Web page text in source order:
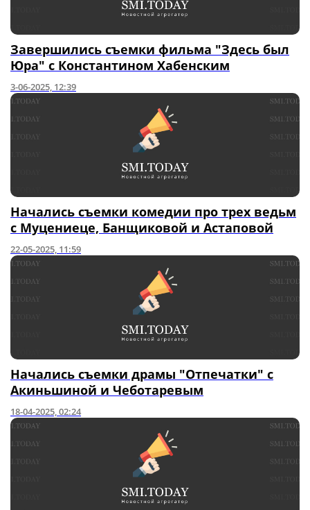
Завершились съемки фильма "Здесь был
Юра" с Константином Хабенским
3-06-2025, 12:39
Начались съемки комедии про трех ведьм
с Муцениеце, Банщиковой и Астаповой
22-05-2025, 11:59
Начались съемки драмы "Отпечатки" с
Акиньшиной и Чеботаревым
18-04-2025, 02:24